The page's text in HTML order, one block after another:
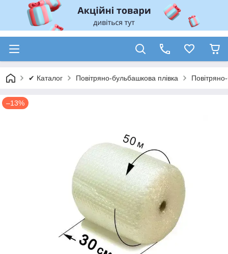
✔ Каталог Повітряно-бульбашкова плівка
–13%